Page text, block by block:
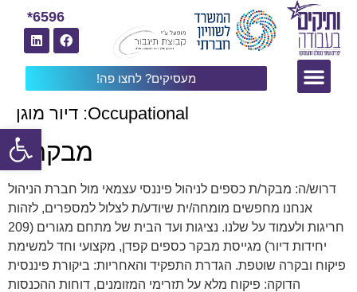
מעסיקים? לחצו פה!
6596*
Occupational: דיור מוגן
מבקר/ת
דרוש/ה: מבקר/ת כספים לניהול פיננסי עצמאי מול חברת הניהול
אנחנו מחפשים מומחה/ית שיודע/ת לצלול למספרים, לזהות
חריגות ולעמוד על שלנו. נציגות ועד הבית של מתחם מגורים (209
יחידות דיור) מגייסת מבקר כספים קפדן, מקצועי וחד למשימת
פיקוח ובקרה שוטפת. הגדרת התפקיד והאחריות: ביקורת פיננסית
הדוקה: פיקוח מלא על תזרימי המזומנים, דוחות ההכנסות